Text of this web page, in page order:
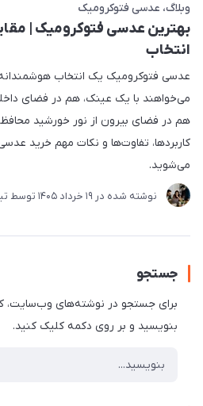
وبلاگ عدسی فتوکرومیک
بهترین عدسی فتوکرومیک |
انتخاب
عدسی فتوکرومیک یک انتخاب
می‌خواهند با یک عینک، هم در فضای
هم در فضای بیرون از نور خورشید محافظت
کاربردها، تفاوت‌ها و نکات مهم خرید
می‌شوید.
نوشته شده در 19 خرداد 1405 توسط
جستجو
برای جستجو در نوشته‌های وب‌سایت،
بنویسید و بر روی دکمه کلیک کنید.